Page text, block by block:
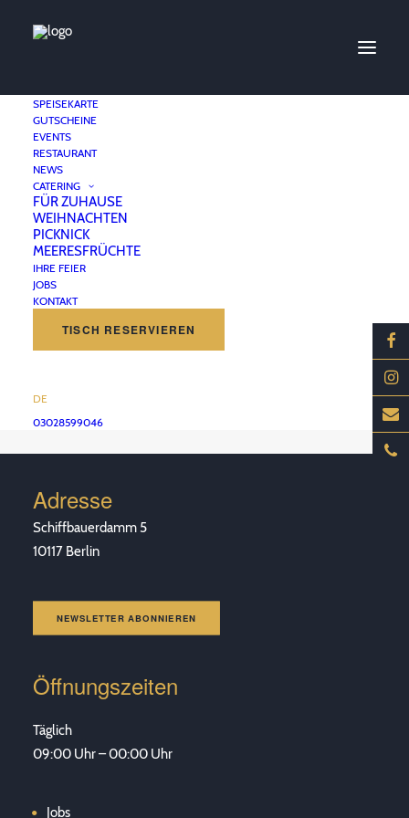
SPEISEKARTE
GUTSCHEINE
EVENTS
RESTAURANT
NEWS
CATERING
FÜR ZUHAUSE
WEIHNACHTEN
PICKNICK
MEERESFRÜCHTE
IHRE FEIER
JOBS
KONTAKT
TISCH RESERVIEREN
DE
03028599046
Bouillabaisse
24. FEBRUAR 2020 |
Provenzalische Suppe aus verschiedenen Fischen und
Meeresfrüchten des Mittelmeerraums
Adresse
Schiffbauerdamm 5
10117 Berlin
NEWSLETTER ABONNIEREN
Öffnungszeiten
Täglich
09:00 Uhr – 00:00 Uhr
Jobs